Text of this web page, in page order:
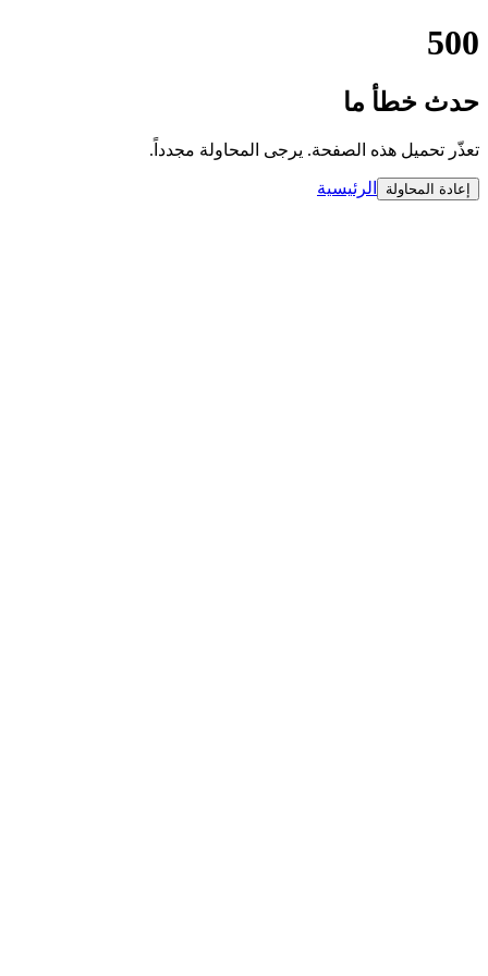
500
حدث خطأ ما
تعذّر تحميل هذه الصفحة. يرجى المحاولة مجدداً.
إعادة المحاولة الرئيسية